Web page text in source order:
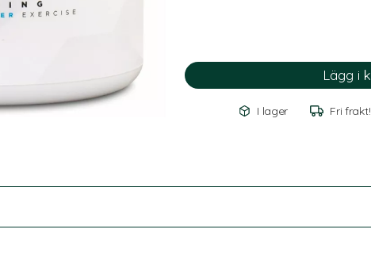
I lager Fri frakt!